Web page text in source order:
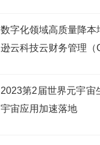
数字化领域高质量降
逊云科技云财务管理（
2023第2届世界元宇宙
宇宙应用加速落地